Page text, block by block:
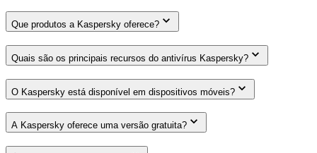
Que produtos a Kaspersky oferece?
Quais são os principais recursos do antivírus Kaspersky?
O Kaspersky está disponível em dispositivos móveis?
A Kaspersky oferece uma versão gratuita?